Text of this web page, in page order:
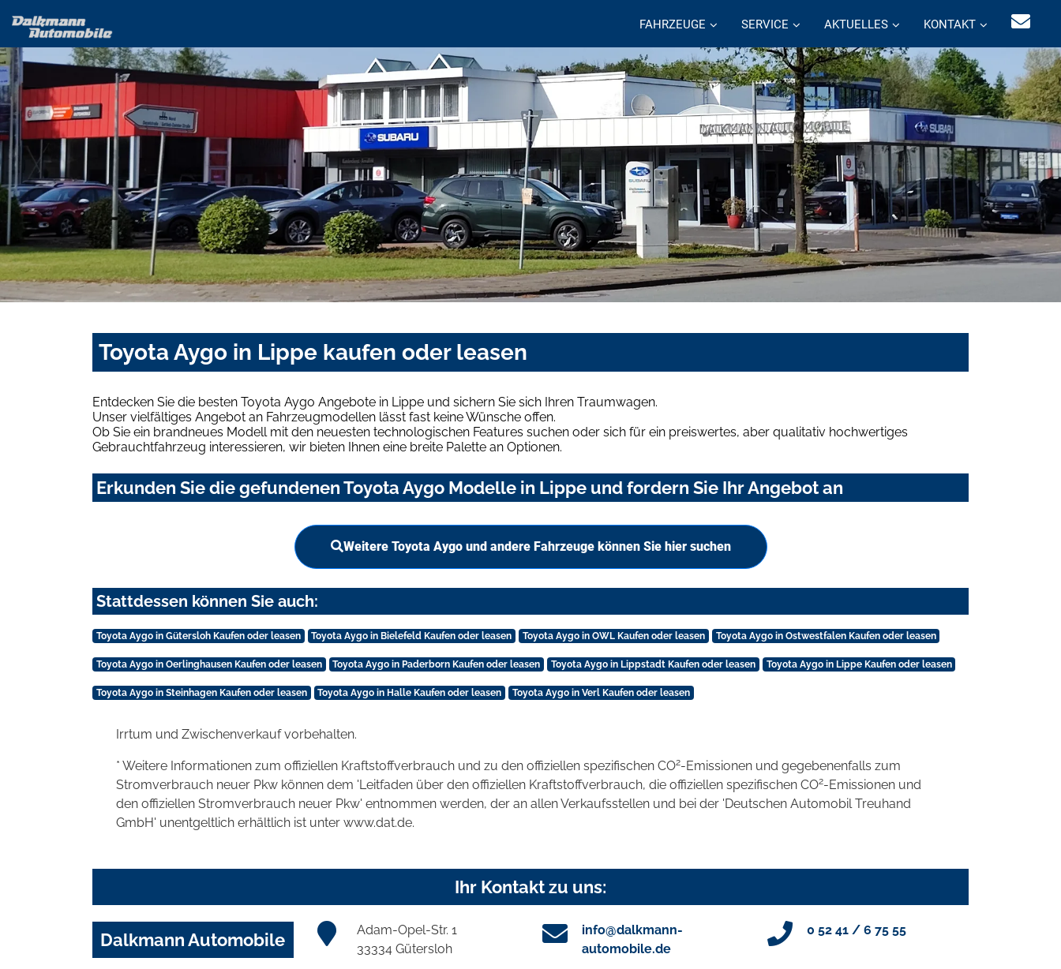
FAHRZEUGE SERVICE AKTUELLES KONTAKT
Toyota Aygo in Lippe kaufen oder leasen
Entdecken Sie die besten Toyota Aygo Angebote in Lippe und sichern Sie sich Ihren Traumwagen.
Unser vielfältiges Angebot an Fahrzeugmodellen lässt fast keine Wünsche offen.
Ob Sie ein brandneues Modell mit den neuesten technologischen Features suchen oder sich für ein preiswertes, aber qualitativ hochwertiges
Gebrauchtfahrzeug interessieren, wir bieten Ihnen eine breite Palette an Optionen.
Erkunden Sie die gefundenen Toyota Aygo Modelle in Lippe und fordern Sie Ihr Angebot an
Weitere Toyota Aygo und andere Fahrzeuge können Sie hier suchen
Stattdessen können Sie auch:
Toyota Aygo in Gütersloh Kaufen oder leasen Toyota Aygo in Bielefeld Kaufen oder leasen Toyota Aygo in OWL Kaufen oder leasen Toyota Aygo in Ostwestfalen Kaufen oder leasen
Toyota Aygo in Oerlinghausen Kaufen oder leasen Toyota Aygo in Paderborn Kaufen oder leasen Toyota Aygo in Lippstadt Kaufen oder leasen Toyota Aygo in Lippe Kaufen oder leasen
Toyota Aygo in Steinhagen Kaufen oder leasen Toyota Aygo in Halle Kaufen oder leasen Toyota Aygo in Verl Kaufen oder leasen
Irrtum und Zwischenverkauf vorbehalten.
* Weitere Informationen zum offiziellen Kraftstoffverbrauch und zu den offiziellen spezifischen CO2-Emissionen und gegebenenfalls zum
Stromverbrauch neuer Pkw können dem 'Leitfaden über den offiziellen Kraftstoffverbrauch, die offiziellen spezifischen CO2-Emissionen und
den offiziellen Stromverbrauch neuer Pkw' entnommen werden, der an allen Verkaufsstellen und bei der 'Deutschen Automobil Treuhand
GmbH' unentgeltlich erhältlich ist unter www.dat.de.
Ihr Kontakt zu uns:
Dalkmann Automobile
Adam-Opel-Str. 1
33334 Gütersloh
info@dalkmann-
automobile.de
0 52 41 / 6 75 55